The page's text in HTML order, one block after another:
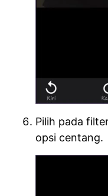
Pilih pada
opsi centang.